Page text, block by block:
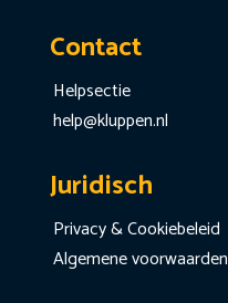
Contact
Helpsectie
help@kluppen.nl
Juridisch
Privacy & Cookiebeleid
Algemene voorwaarden